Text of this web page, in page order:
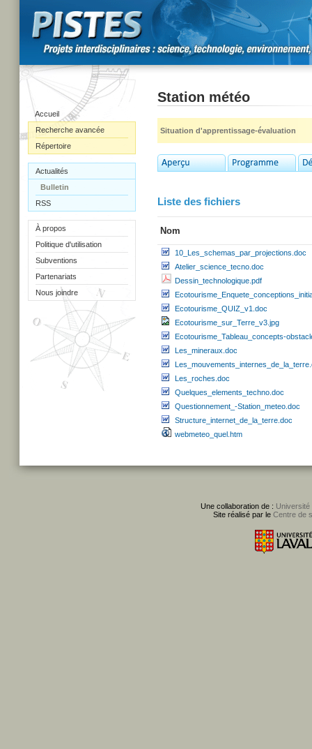
Accueil
Recherche avancée
Répertoire
Actualités
Bulletin
RSS
À propos
Politique d'utilisation
Subventions
Partenariats
Nous joindre
Station météo
Situation d'apprentissage-évaluation
Liste des fichiers
Nom
10_Les_schemas_par_projections.doc
Atelier_science_tecno.doc
Dessin_technologique.pdf
Ecotourisme_QUIZ_v1.doc
Ecotourisme_sur_Terre_v3.jpg
Ecotourisme_Tableau_concepts-
Les_mineraux.doc
Les_roches.doc
Quelques_elements_techno.doc
Questionnement_-Station_meteo.doc
Structure_internet_de_la_terre.doc
webmeteo_quel.htm
Une collaboration de : Université
Site réalisé par le Centre de